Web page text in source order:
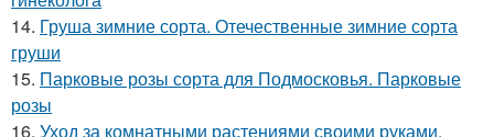
14. Груша зимние сорта. Отечественные зимние сорта
груши
15. Парковые розы сорта для Подмосковья. Парковые
розы
16. Уход за комнатными растениями своими руками.